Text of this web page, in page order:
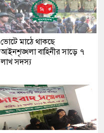
ভোটে মাঠে থাকছে
আইনশৃঙ্খলা বাহিনীর সাড়ে ৭
লাখ সদস্য